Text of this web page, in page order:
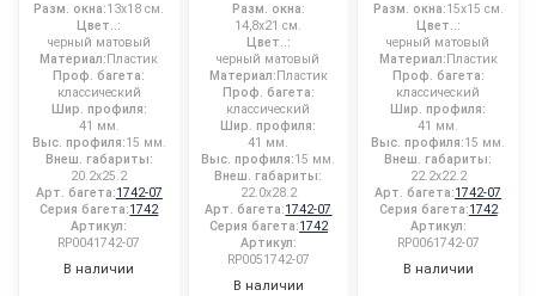
Разм. окна:13x18 см.
Цвет..:
черный матовый
Материал: Пластик
Проф. багета:
классический
Шир. профиля:
41 мм.
Выс. профиля:15 мм.
Внеш. габариты:
20.2x25.2
Арт. багета:1742-07
Серия багета:1742
Артикул:
RP0041742-07
В наличии
Разм. окна:
14,8x21 см.
Цвет..:
черный матовый
Материал: Пластик
Проф. багета:
классический
Шир. профиля:
41 мм.
Выс. профиля:15 мм.
Внеш. габариты:
22.0x28.2
Арт. багета:1742-07
Серия багета:1742
Артикул:
RP0051742-07
В наличии
Разм. окна:15x15 см.
Цвет..:
черный матовый
Материал: Пластик
Проф. багета:
классический
Шир. профиля:
41 мм.
Выс. профиля:15 мм.
Внеш. габариты:
22.2x22.2
Арт. багета:1742-07
Серия багета:1742
Артикул:
RP0061742-07
В наличии